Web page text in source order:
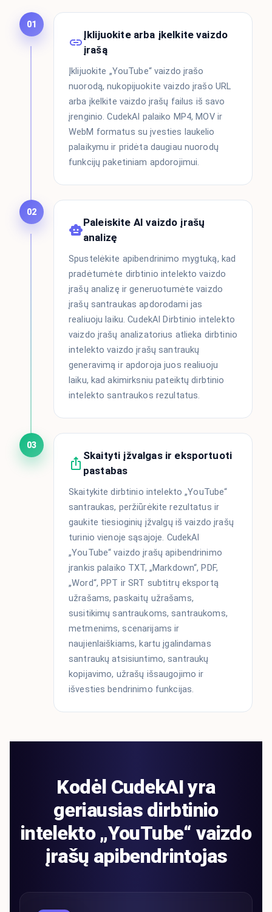
01
Įklijuokite arba įkelkite vaizdo
įrašą
Įklijuokite „YouTube“ vaizdo įrašo
nuorodą, nukopijuokite vaizdo įrašo URL
arba įkelkite vaizdo įrašų failus iš savo
įrenginio. CudekAI palaiko MP4, MOV ir
WebM formatus su įvesties laukelio
palaikymu ir pridėta daugiau nuorodų
funkcijų paketiniam apdorojimui.
02
Paleiskite AI vaizdo įrašų
analizę
Spustelėkite apibendrinimo mygtuką, kad
pradėtumėte dirbtinio intelekto vaizdo
įrašų analizę ir generuotumėte vaizdo
įrašų santraukas apdorodami jas
realiuoju laiku. CudekAI Dirbtinio intelekto
vaizdo įrašų analizatorius atlieka dirbtinio
intelekto vaizdo įrašų santraukų
generavimą ir apdoroja juos realiuoju
laiku, kad akimirksniu pateiktų dirbtinio
intelekto santraukos rezultatus.
03
Skaityti įžvalgas ir eksportuoti
pastabas
Skaitykite dirbtinio intelekto „YouTube“
santraukas, peržiūrėkite rezultatus ir
gaukite tiesioginių įžvalgų iš vaizdo įrašų
turinio vienoje sąsajoje. CudekAI
„YouTube“ vaizdo įrašų apibendrinimo
įrankis palaiko TXT, „Markdown“, PDF,
„Word“, PPT ir SRT subtitrų eksportą
užrašams, paskaitų užrašams,
susitikimų santraukoms, santraukoms,
metmenims, scenarijams ir
naujienlaiškiams, kartu įgalindamas
santraukų atsisiuntimo, santraukų
kopijavimo, užrašų išsaugojimo ir
išvesties bendrinimo funkcijas.
Kodėl CudekAI yra
geriausias dirbtinio
intelekto „YouTube“ vaizdo
įrašų apibendrintojas